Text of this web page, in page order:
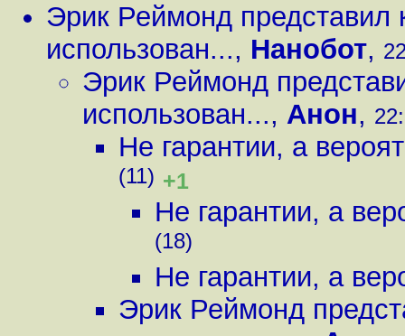
Эрик Реймонд представил
использован..., Нанобот,
Эрик Реймонд
использован..., Анон,
Не гарантии, а
(11) +1
Не гарантии, а
(18)
Не гарантии, а
Эрик Реймонд